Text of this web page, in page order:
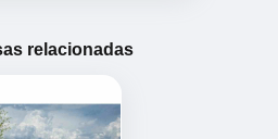
relacionadas